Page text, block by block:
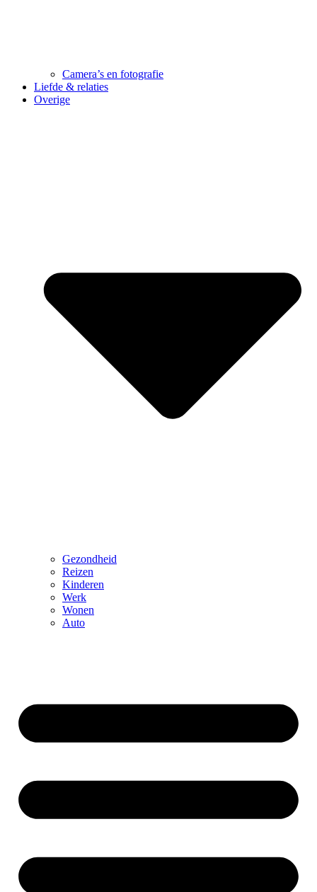
Camera’s en fotografie
Liefde & relaties
Overige
Gezondheid
Reizen
Kinderen
Werk
Wonen
Auto